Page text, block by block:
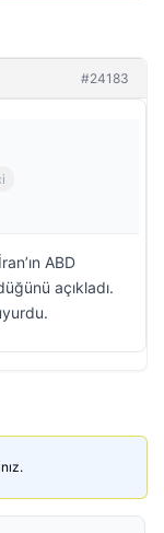
#24183
ABD
açıkladı.